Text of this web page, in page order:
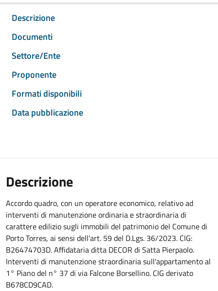
Descrizione
Documenti
Settore/Ente
Proponente
Formati disponibili
Data pubblicazione
Descrizione
Accordo quadro, con un operatore economico, relativo ad
interventi di manutenzione ordinaria e straordinaria di
carattere edilizio sugli immobili del patrimonio del Comune di
Porto Torres, ai sensi dell’art. 59 del D.Lgs. 36/2023. CIG:
B26474703D. Affidataria ditta DECOR di Satta Pierpaolo.
Interventi di manutenzione straordinaria sull'appartamento al
1° Piano del n° 37 di via Falcone Borsellino. CIG derivato
B678CD9CAD.